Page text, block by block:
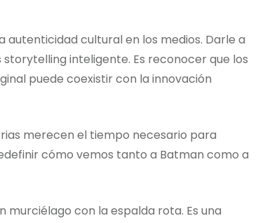
autenticidad cultural en los medios. Darle a
inteligente. Es reconocer que los
puede coexistir con la innovación
merecen el tiempo necesario para
cómo vemos tanto a Batman como a
murciélago con la espalda rota. Es una